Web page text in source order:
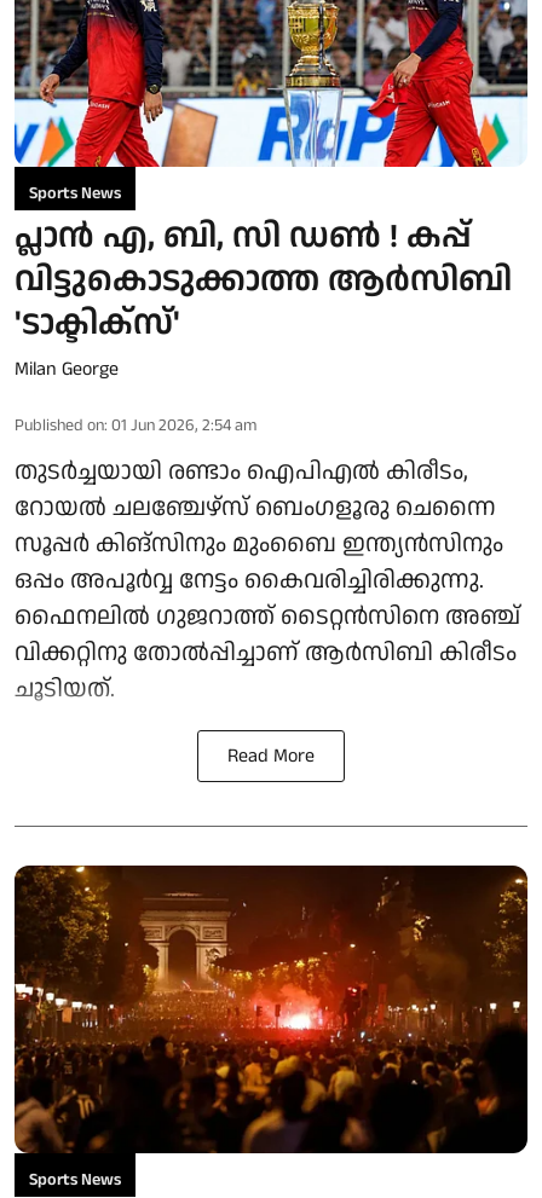
Sports News
പ്ലാന്‍ എ, ബി, സി ഡണ്‍ ! കപ്പ്
വിട്ടുകൊടുക്കാത്ത ആര്‍സിബി
'ടാക്ടിക്സ്'
Milan George
Published on: 01 Jun 2026, 2:54 am
തുടര്‍ച്ചയായി രണ്ടാം ഐപിഎല്‍ കിരീടം,
റോയല്‍ ചലഞ്ചേഴ്സ് ബെംഗളൂരു ചെന്നൈ
സൂപ്പര്‍ കിങ്സിനും മുംബൈ ഇന്ത്യന്‍സിനും
ഒപ്പം അപൂര്‍വ്വ നേട്ടം കൈവരിച്ചിരിക്കുന്നു.
ഫൈനലില്‍ ഗുജറാത്ത് ടൈറ്റന്‍സിനെ അഞ്ച്
വിക്കറ്റിനു തോല്‍പ്പിച്ചാണ് ആര്‍സിബി കിരീടം
ചൂടിയത്.
Read More
Sports News